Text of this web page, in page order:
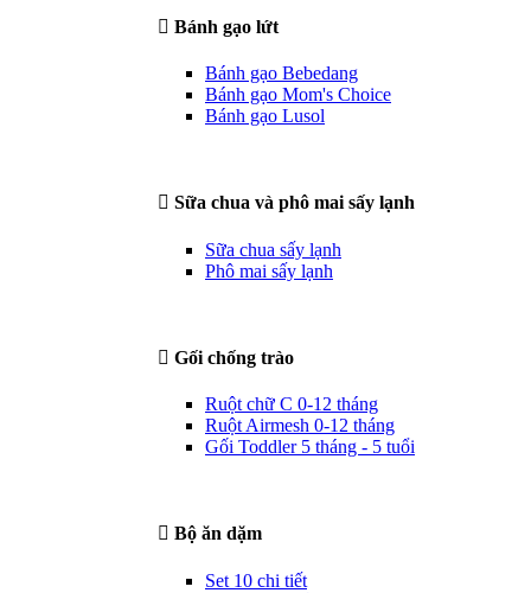
Bánh gạo lứt
Bánh gạo Bebedang
Bánh gạo Mom's Choice
Bánh gạo Lusol
Sữa chua và phô mai sấy lạnh
Sữa chua sấy lạnh
Phô mai sấy lạnh
Gối chống trào
Ruột chữ C 0-12 tháng
Ruột Airmesh 0-12 tháng
Gối Toddler 5 tháng - 5 tuổi
Bộ ăn dặm
Set 10 chi tiết